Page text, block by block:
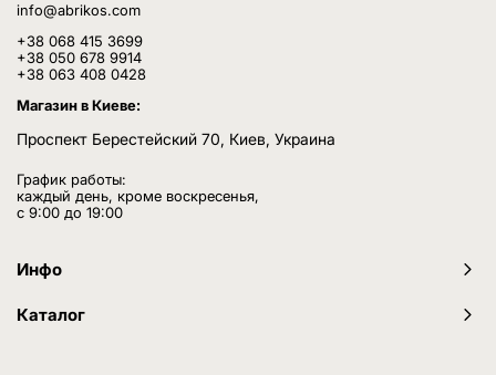
info@abrikos.com
+38 068 415 3699
+38 050 678 9914
+38 063 408 0428
Магазин в Киеве:
Проспект Берестейский 70, Киев, Украина
График работы:
каждый день, кроме воскресенья,
с 9:00 до 19:00
Инфо
Каталог